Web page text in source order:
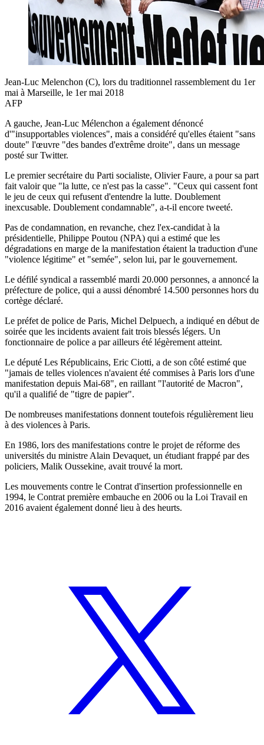
Jean-Luc Melenchon (C), lors du traditionnel rassemblement du 1er
mai à Marseille, le 1er mai 2018
AFP
A gauche, Jean-Luc Mélenchon a également dénoncé
d'"insupportables violences", mais a considéré qu'elles étaient "sans
doute" l'œuvre "des bandes d'extrême droite", dans un message
posté sur Twitter.
Le premier secrétaire du Parti socialiste, Olivier Faure, a pour sa part
fait valoir que "la lutte, ce n'est pas la casse". "Ceux qui cassent font
le jeu de ceux qui refusent d'entendre la lutte. Doublement
inexcusable. Doublement condamnable", a-t-il encore tweeté.
Pas de condamnation, en revanche, chez l'ex-candidat à la
présidentielle, Philippe Poutou (NPA) qui a estimé que les
dégradations en marge de la manifestation étaient la traduction d'une
"violence légitime" et "semée", selon lui, par le gouvernement.
Le défilé syndical a rassemblé mardi 20.000 personnes, a annoncé la
préfecture de police, qui a aussi dénombré 14.500 personnes hors du
cortège déclaré.
Le préfet de police de Paris, Michel Delpuech, a indiqué en début de
soirée que les incidents avaient fait trois blessés légers. Un
fonctionnaire de police a par ailleurs été légèrement atteint.
Le député Les Républicains, Eric Ciotti, a de son côté estimé que
"jamais de telles violences n'avaient été commises à Paris lors d'une
manifestation depuis Mai-68", en raillant "l'autorité de Macron",
qu'il a qualifié de "tigre de papier".
De nombreuses manifestations donnent toutefois régulièrement lieu
à des violences à Paris.
En 1986, lors des manifestations contre le projet de réforme des
universités du ministre Alain Devaquet, un étudiant frappé par des
policiers, Malik Oussekine, avait trouvé la mort.
Les mouvements contre le Contrat d'insertion professionnelle en
1994, le Contrat première embauche en 2006 ou la Loi Travail en
2016 avaient également donné lieu à des heurts.